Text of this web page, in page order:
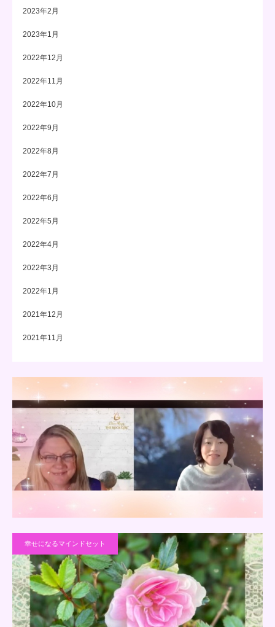
2023年2月
2023年1月
2022年12月
2022年11月
2022年10月
2022年9月
2022年8月
2022年7月
2022年6月
2022年5月
2022年4月
2022年3月
2022年1月
2021年12月
2021年11月
幸せになるマインドセット